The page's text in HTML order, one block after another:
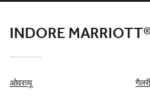
INDORE
ओवरव्यू गैलरी